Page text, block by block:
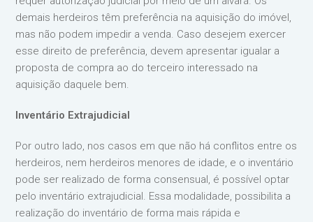
demais herdeiros têm preferência na aquisição do imóvel,
mas não podem impedir a venda. Caso desejem exercer
esse direito de preferência, devem apresentar igualar a
proposta de compra ao do terceiro interessado na
aquisição daquele bem.
Inventário Extrajudicial
Por outro lado, nos casos em que não há conflitos entre os
herdeiros, nem herdeiros menores de idade, e o inventário
pode ser realizado de forma consensual, é possível optar
pelo inventário extrajudicial. Essa modalidade, possibilita a
realização do inventário de forma mais rápida e